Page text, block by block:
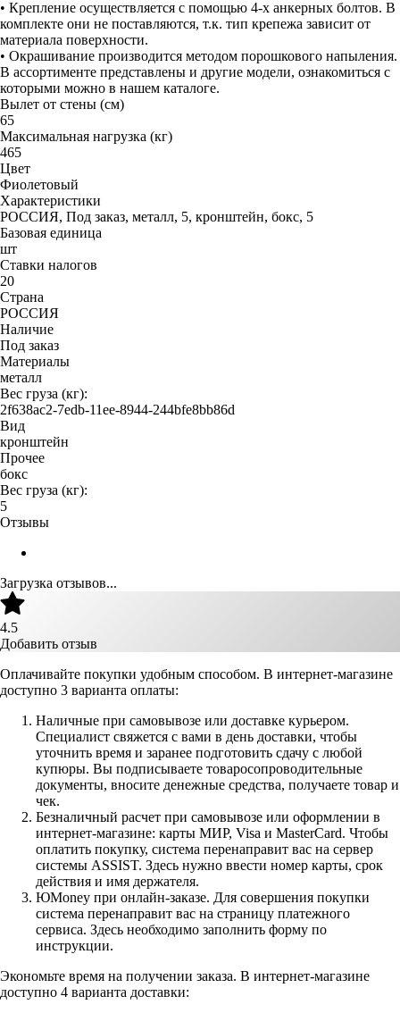
• Крепление осуществляется с помощью 4-х анкерных болтов. В
комплекте они не поставляются, т.к. тип крепежа зависит от
материала поверхности.
• Окрашивание производится методом порошкового напыления.
В ассортименте представлены и другие модели, ознакомиться с
которыми можно в нашем каталоге.
Вылет от стены (см)
65
Максимальная нагрузка (кг)
465
Цвет
Фиолетовый
Характеристики
РОССИЯ, Под заказ, металл, 5, кронштейн, бокс, 5
Базовая единица
шт
Ставки налогов
20
Страна
РОССИЯ
Наличие
Под заказ
Материалы
металл
Вес груза (кг):
2f638ac2-7edb-11ee-8944-244bfe8bb86d
Вид
кронштейн
Прочее
бокс
Вес груза (кг):
5
Отзывы
Загрузка отзывов...
4.5
Добавить отзыв
Оплачивайте покупки удобным способом. В интернет-магазине
доступно 3 варианта оплаты:
Наличные при самовывозе или доставке курьером.
Специалист свяжется с вами в день доставки, чтобы
уточнить время и заранее подготовить сдачу с любой
купюры. Вы подписываете товаросопроводительные
документы, вносите денежные средства, получаете товар и
чек.
Безналичный расчет при самовывозе или оформлении в
интернет-магазине: карты МИР, Visa и MasterCard. Чтобы
оплатить покупку, система перенаправит вас на сервер
системы ASSIST. Здесь нужно ввести номер карты, срок
действия и имя держателя.
ЮMoney при онлайн-заказе. Для совершения покупки
система перенаправит вас на страницу платежного
сервиса. Здесь необходимо заполнить форму по
инструкции.
Экономьте время на получении заказа. В интернет-магазине
доступно 4 варианта доставки: